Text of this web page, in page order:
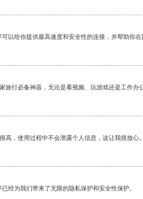
以给你提供最高速度和安全性的连接，并帮助你在
旅行必备神器，无论是看视频、玩游戏还是工作
高，使用过程中不会泄露个人信息，这让我很放
经为我们带来了无限的隐私保护和安全性保护。